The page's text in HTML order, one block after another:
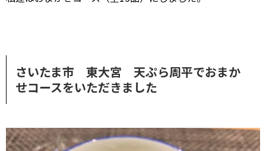
さいたま市 東大宮 天ぷら周平でおまか
せコースをいただきました